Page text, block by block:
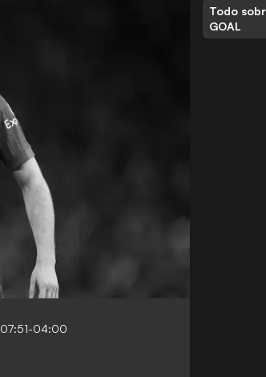
04:00
Todo
GOAL